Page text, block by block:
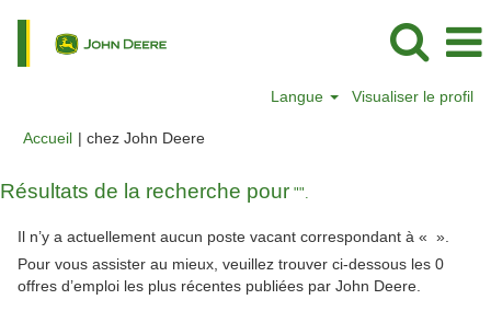
Langue Visualiser le profil
Accueil | chez John Deere(page
Résultats de la recherche pour "".
Il n’y a actuellement aucun poste vacant correspondant à « ».
Pour vous assister au mieux, veuillez trouver ci-dessous les 0
offres d’emploi les plus récentes publiées par John Deere.